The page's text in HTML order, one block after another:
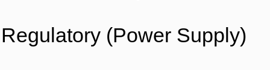
Regulatory (Power Supply)